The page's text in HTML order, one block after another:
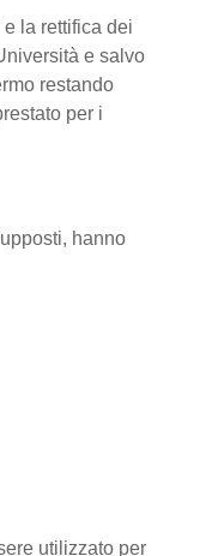
la rettifica dei
e salvo
restando
per i
hanno
utilizzato per